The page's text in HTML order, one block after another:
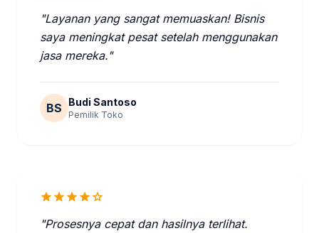
"Layanan yang sangat memuaskan! Bisnis
saya meningkat pesat setelah menggunakan
jasa mereka."
BS Budi Santoso
Pemilik Toko
starstarstarstarstar
"Prosesnya cepat dan hasilnya terlihat.